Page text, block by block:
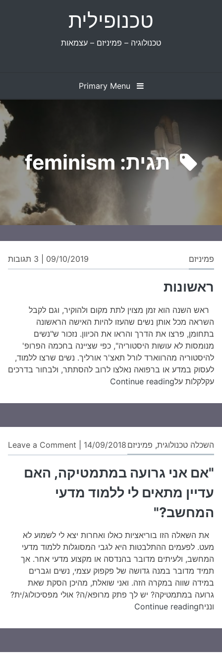
טכנופילית
טכנולוגיה – פמיניזם – עצמאות
תגית:feminism
פמיניזם 09/10/2019 3 תגובות
על
ראשונות
ראש השנה הוא זמן מצוין לתת מקום ולהוקיר, וגם לקבל
השראה מכל אותן נשים שהעזו להיות האישה הראשונה
בתחומן, פרצו את הדרך והראו את הכיוון. נזכור ש"נשים
מנומסות לא עושות היסטוריה", כפי שציינה בחכמה הפרופ'
להיסטוריה מהרווארד לורל תאצ'ר אורליך. נשים שרצו ללמוד,
לעסוק במדע או ברפואה נאלצו לרוב להסתתר, ולבחור בדרכים
עקלקלות עלContinue reading
השכלה טכנולוגית, פמיניזם 14/09/2018
Leave a Comment
"אם אני גרועה במתמטיקה, האם
עדיין מתאים לי ללמוד מדעי
המחשב?"
את השאלה הזו בוריאציות כאלו ואחרות יצא לי לשמוע לא
מעט. לפעמים ההתלבטות היא לגבי המסוגלות ללמוד מדעי
המחשב, ולעיתים מדובר בהנדסה או מקצוע מדעי אחר. אך
תמיד מדובר במנה גדושה של פקפוק עצמי, נשים וגברים
במידה שווה במקרה הזה. ואני שואלת, מהיכן הסקת שאת
גרועה במתמטיקה? יש לך פתק מרופא/ה? אולי מפסיכולוג/ית?
ונניחContinue reading
גרועה
האם